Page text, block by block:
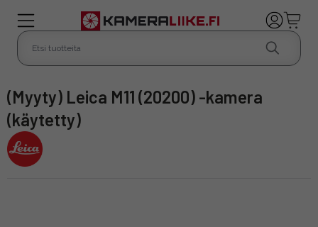
(Myyty) Leica M11 (20200) -kamera
(käytetty)